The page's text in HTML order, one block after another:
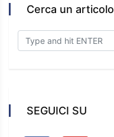
Cerca un articolo
SEGUICI SU